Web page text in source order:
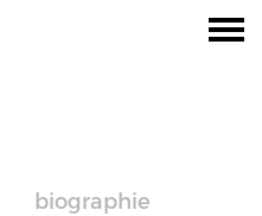
biographie